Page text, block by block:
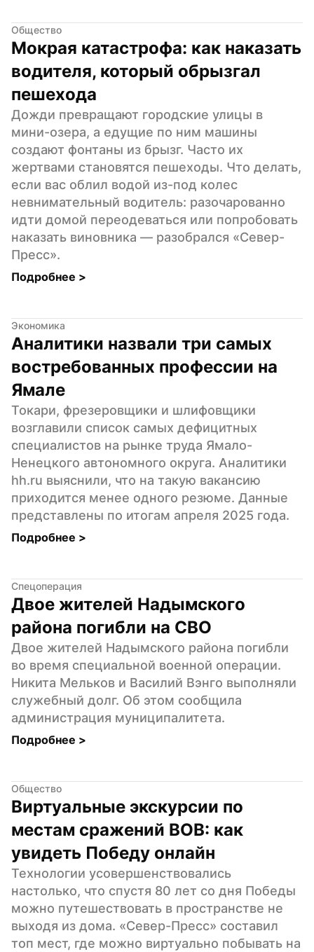
Общество
Мокрая катастрофа: как наказать
водителя, который обрызгал
пешехода
Дожди превращают городские улицы в
мини-озера, а едущие по ним машины
создают фонтаны из брызг. Часто их
жертвами становятся пешеходы. Что делать,
если вас облил водой из-под колес
невнимательный водитель: разочарованно
идти домой переодеваться или попробовать
наказать виновника — разобрался «Север-
Пресс».
Подробнее >
Экономика
Аналитики назвали три самых
востребованных профессии на
Ямале
Токари, фрезеровщики и шлифовщики
возглавили список самых дефицитных
специалистов на рынке труда Ямало-
Ненецкого автономного округа. Аналитики
hh.ru выяснили, что на такую вакансию
приходится менее одного резюме. Данные
представлены по итогам апреля 2025 года.
Подробнее >
Спецоперация
Двое жителей Надымского
района погибли на СВО
Двое жителей Надымского района погибли
во время специальной военной операции.
Никита Мельков и Василий Вэнго выполняли
служебный долг. Об этом сообщила
администрация муниципалитета.
Подробнее >
Общество
Виртуальные экскурсии по
местам сражений ВОВ: как
увидеть Победу онлайн
Технологии усовершенствовались
настолько, что спустя 80 лет со дня Победы
можно путешествовать в пространстве не
выходя из дома. «Север-Пресс» составил
топ мест, где можно виртуально побывать на